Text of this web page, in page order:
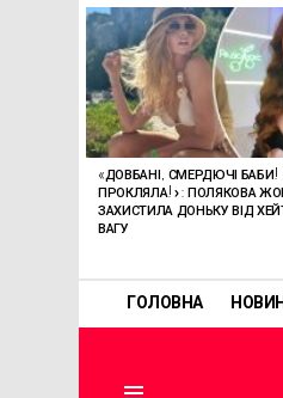
ГОЛОВНА
ОСТАННІ
СТАТТІ
«ДОВБАНІ, СМЕРДЮЧІ БАБИ!
ПРОКЛЯЛА!»: ПОЛЯКОВА
ЗАХИСТИЛА ДОНЬКУ ВІД
ВАГУ